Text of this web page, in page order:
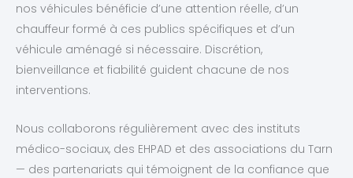
nos véhicules bénéficie d’une attention réelle, d’un
chauffeur formé à ces publics spécifiques et d’un
véhicule aménagé si nécessaire. Discrétion,
bienveillance et fiabilité guident chacune de nos
interventions.
Nous collaborons régulièrement avec des instituts
médico-sociaux, des EHPAD et des associations du Tarn
— des partenariats qui témoignent de la confiance que